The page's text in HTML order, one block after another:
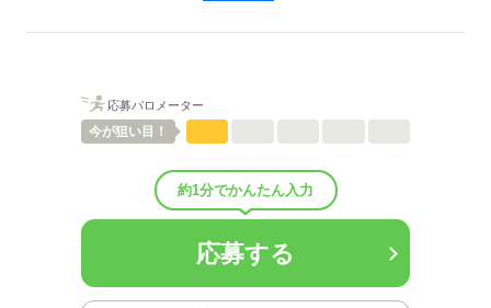
■試用期間の待遇変更有無：無
■試用期間中の労働条件：■その他福利厚生：
◆予防接種補助金制度
◆各種研修制度
■その他手当：
▼下記別途支給
応募バロメーター
今が狙い目！
約1分でかんたん入力
応募する